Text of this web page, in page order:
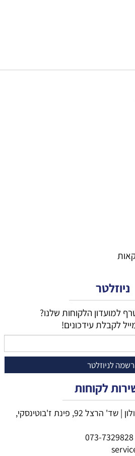
ניוזלטר
למועדון הלקוחות שלנו?
לקבלת עידכונים!
לקוחות
כתובת: שד' קוגל 29, חולון | שד' הרצל 92, פינת ז'בוטינסקי,
073-7329828